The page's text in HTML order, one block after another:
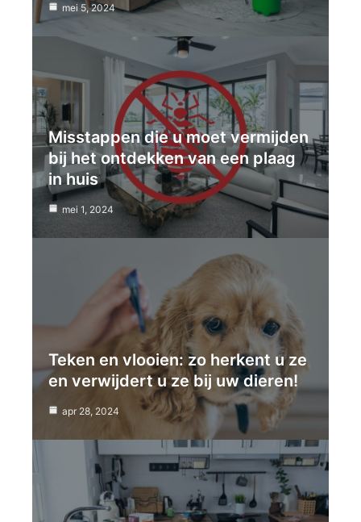
mei 5, 2024
Misstappen die u moet vermijden
bij het ontdekken van een plaag
in huis
mei 1, 2024
Teken en vlooien: zo herkent u ze
en verwijdert u ze bij uw dieren!
apr 28, 2024